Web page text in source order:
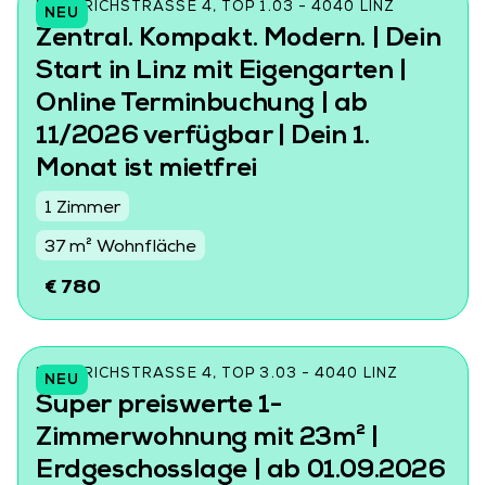
NEU
FRIEDRICHSTRASSE 4, TOP 1.03 - 4040 LINZ
Zentral. Kompakt. Modern. | Dein
Start in Linz mit Eigengarten |
Online Terminbuchung | ab
11/2026 verfügbar | Dein 1.
Monat ist mietfrei
1 Zimmer
37 m² Wohnfläche
€ 780
NEU
FRIEDRICHSTRASSE 4, TOP 3.03 - 4040 LINZ
Super preiswerte 1-
Zimmerwohnung mit 23m² |
Erdgeschosslage | ab 01.09.2026